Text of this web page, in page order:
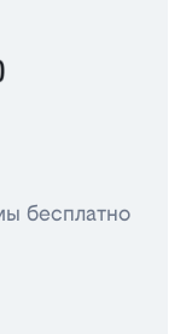
бесплатно